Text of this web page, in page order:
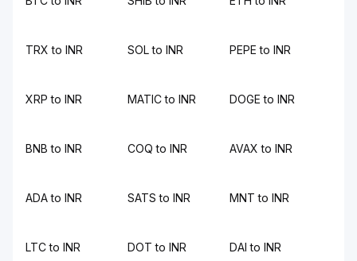
TRX to INR SOL to INR PEPE to INR
XRP to INR MATIC to INR DOGE to INR
BNB to INR COQ to INR AVAX to INR
ADA to INR SATS to INR MNT to INR
LTC to INR DOT to INR DAI to INR